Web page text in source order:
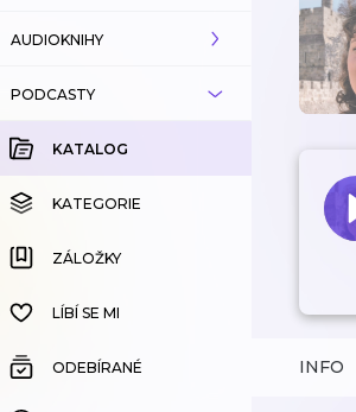
AUDIOKNIHY
KATALOG
KOUPENÉ
KATEGORIE
ZÁLOŽKY
HISTORIE
PODCASTY
KATALOG
KATEGORIE
ZÁLOŽKY
LÍBÍ SE MI
ODEBÍRANÉ INFO